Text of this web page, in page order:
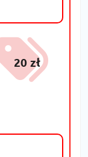
20 zł